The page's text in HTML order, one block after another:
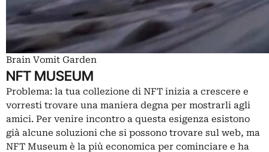
Brain Vomit Garden
NFT MUSEUM
Problema: la tua collezione di NFT inizia a crescere e
vorresti trovare una maniera degna per mostrarli agli
amici. Per venire incontro a questa esigenza esistono
già alcune soluzioni che si possono trovare sul web, ma
NFT Museum è la più economica per cominciare e ha